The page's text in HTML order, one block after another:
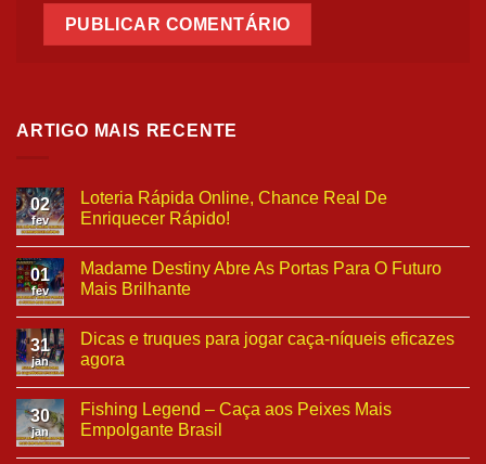
ARTIGO MAIS RECENTE
02
fev
Loteria Rápida Online, Chance Real De
Enriquecer Rápido!
01
fev
Madame Destiny Abre As Portas Para O Futuro
Mais Brilhante
31
jan
Dicas e truques para jogar caça-níqueis eficazes
agora
30
jan
Fishing Legend – Caça aos Peixes Mais
Empolgante Brasil